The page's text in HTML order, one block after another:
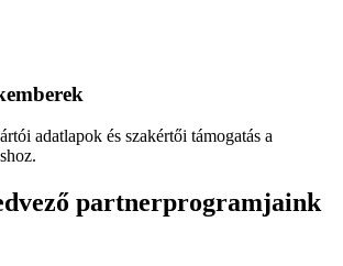
adatlapok és szakértői támogatás a
partnerprogramjaink